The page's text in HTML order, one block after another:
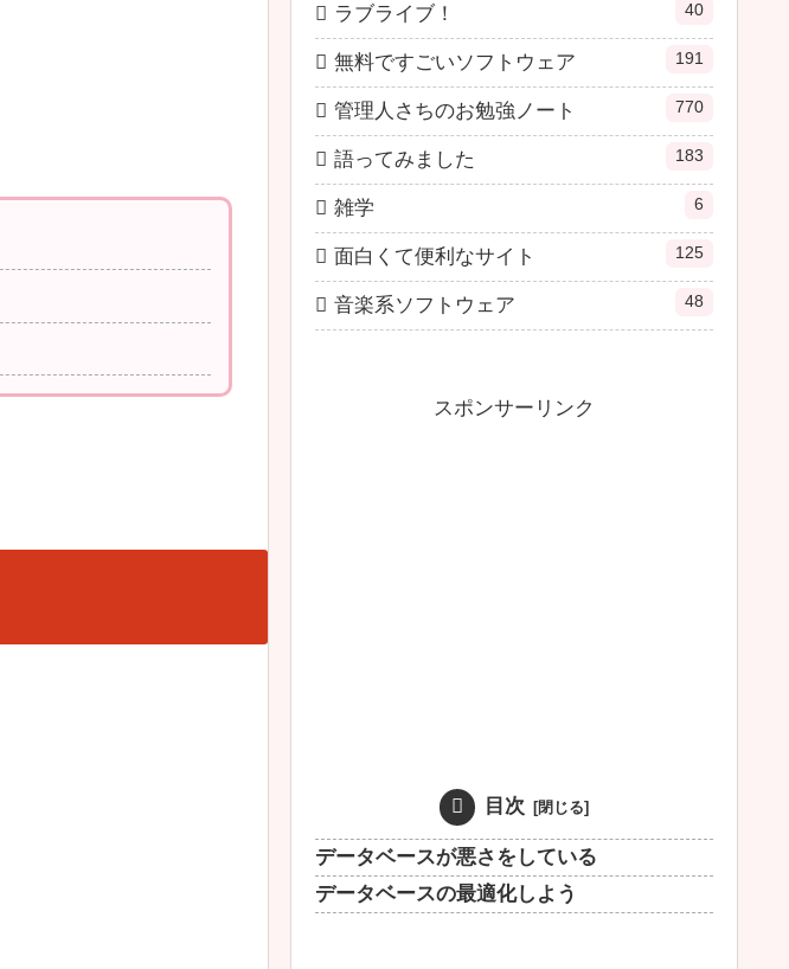
ラブライブ！ 40
無料ですごいソフトウェア 191
管理人さちのお勉強ノート 770
語ってみました 183
雑学 6
面白くて便利なサイト 125
音楽系ソフトウェア 48
スポンサーリンク
目次
データベースが悪さをしている
データベースの最適化しよう